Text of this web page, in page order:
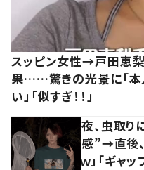
スッピン女性→戸田恵
果……驚きの光景に「本
い」「似すぎ！！」
夜、虫取
感”→直後
ｗ」「ギャ